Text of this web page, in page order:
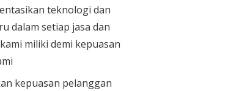
teknologi dan
dalam setiap jasa dan
miliki demi kepuasan
kepuasan pelanggan